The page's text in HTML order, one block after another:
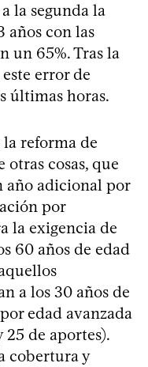
la segunda la
años con las
un 65%. Tras la
error de
últimas horas.
la reforma de
cosas, que
año adicional por
por
la exigencia de
60 años de edad
a los 30 años de
edad avanzada
25 de aportes).
cobertura y